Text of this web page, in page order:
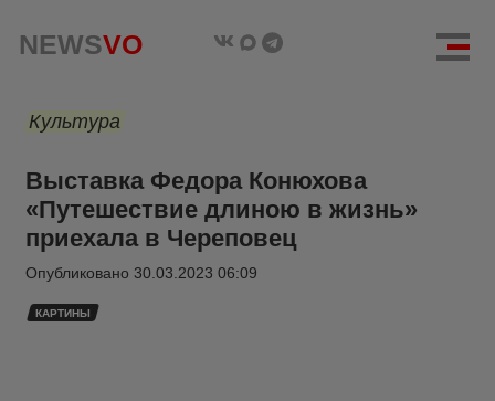
NEWSVO
Культура
Выставка Федора Конюхова
«Путешествие длиною в жизнь»
приехала в Череповец
Опубликовано 30.03.2023 06:09
КАРТИНЫ